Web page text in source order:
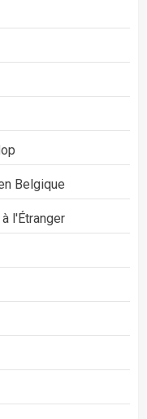
Belgique
l'Étranger